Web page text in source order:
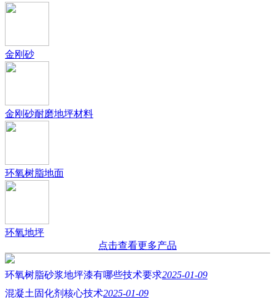
金刚砂
金刚砂耐磨地坪材料
环氧树脂地面
环氧地坪
点击查看更多产品
环氧树脂砂浆地坪漆有哪些技术要求2025-01-09
混凝土固化剂核心技术2025-01-09